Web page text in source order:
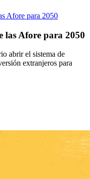
Afore para 2050
las Afore para 2050
abrir el sistema de
extranjeros para